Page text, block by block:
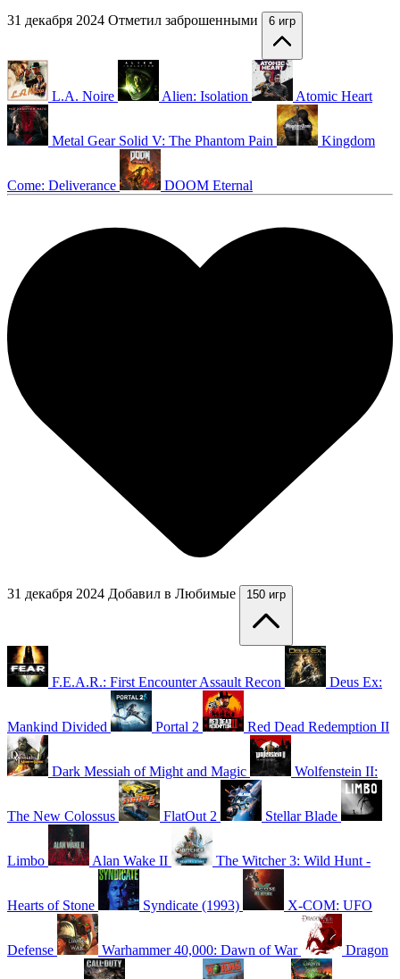
31 декабря 2024 Отметил заброшенными 6 игр
L.A. Noire Alien: Isolation Atomic Heart
Metal Gear Solid V: The Phantom Pain Kingdom
Come: Deliverance DOOM Eternal
31 декабря 2024 Добавил в Любимые 150 игр
F.E.A.R.: First Encounter Assault Recon Deus Ex:
Mankind Divided Portal 2 Red Dead Redemption II
Dark Messiah of Might and Magic Wolfenstein II:
The New Colossus FlatOut 2 Stellar Blade
Limbo Alan Wake II The Witcher 3: Wild Hunt -
Hearts of Stone Syndicate (1993) X-COM: UFO
Defense Warhammer 40,000: Dawn of War Dragon